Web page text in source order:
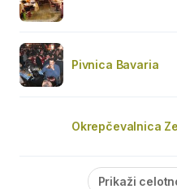
Pivnica Bavaria
Okrepčevalnica
Prikaži